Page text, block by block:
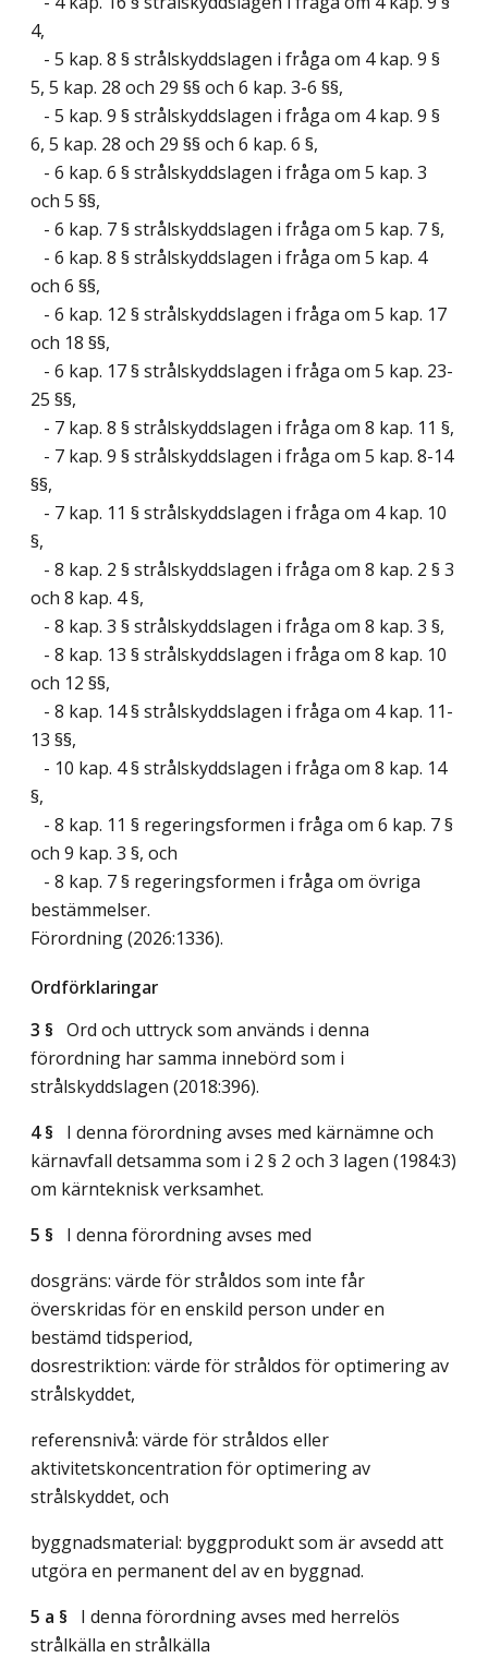
4,
- 5 kap. 8 § strålskyddslagen i fråga om 4 kap. 9 §
5, 5 kap. 28 och 29 §§ och 6 kap. 3-6 §§,
- 5 kap. 9 § strålskyddslagen i fråga om 4 kap. 9 §
6, 5 kap. 28 och 29 §§ och 6 kap. 6 §,
- 6 kap. 6 § strålskyddslagen i fråga om 5 kap. 3
och 5 §§,
- 6 kap. 7 § strålskyddslagen i fråga om 5 kap. 7 §,
- 6 kap. 8 § strålskyddslagen i fråga om 5 kap. 4
och 6 §§,
- 6 kap. 12 § strålskyddslagen i fråga om 5 kap. 17
och 18 §§,
- 6 kap. 17 § strålskyddslagen i fråga om 5 kap. 23-
25 §§,
- 7 kap. 8 § strålskyddslagen i fråga om 8 kap. 11 §,
- 7 kap. 9 § strålskyddslagen i fråga om 5 kap. 8-14
§§,
- 7 kap. 11 § strålskyddslagen i fråga om 4 kap. 10
§,
- 8 kap. 2 § strålskyddslagen i fråga om 8 kap. 2 § 3
och 8 kap. 4 §,
- 8 kap. 3 § strålskyddslagen i fråga om 8 kap. 3 §,
- 8 kap. 13 § strålskyddslagen i fråga om 8 kap. 10
och 12 §§,
- 8 kap. 14 § strålskyddslagen i fråga om 4 kap. 11-
13 §§,
- 10 kap. 4 § strålskyddslagen i fråga om 8 kap. 14
§,
- 8 kap. 11 § regeringsformen i fråga om 6 kap. 7 §
och 9 kap. 3 §, och
- 8 kap. 7 § regeringsformen i fråga om övriga
bestämmelser.
Förordning (2026:1336).
Ordförklaringar
3 § Ord och uttryck som används i denna
förordning har samma innebörd som i
strålskyddslagen (2018:396).
4 § I denna förordning avses med kärnämne och
kärnavfall detsamma som i 2 § 2 och 3 lagen (1984:3)
om kärnteknisk verksamhet.
5 § I denna förordning avses med
dosgräns: värde för stråldos som inte får
överskridas för en enskild person under en
bestämd tidsperiod,
dosrestriktion: värde för stråldos för optimering av
strålskyddet,
referensnivå: värde för stråldos eller
aktivitetskoncentration för optimering av
strålskyddet, och
byggnadsmaterial: byggprodukt som är avsedd att
utgöra en permanent del av en byggnad.
5 a § I denna förordning avses med herrelös
strålkälla en strålkälla